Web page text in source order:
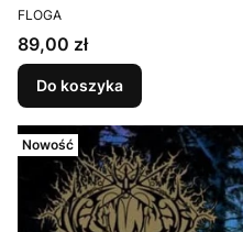
PRODUCENT
FLOGA
Cena
89,00 zł
Do koszyka
Nowość